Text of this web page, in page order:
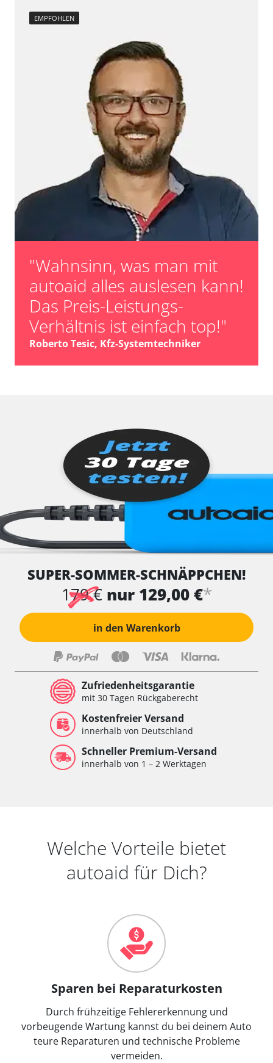
EMPFOHLEN
"Wahnsinn, was man mit
autoaid alles auslesen kann!
Das Preis-Leistungs-
Verhältnis ist einfach top!"
Roberto Tesic, Kfz-Systemtechniker
SUPER-SOMMER-SCHNÄPPCHEN!
179 € nur 129,00 €*
in den Warenkorb
Zufriedenheitsgarantie
mit 30 Tagen Rückgaberecht
Kostenfreier Versand
innerhalb von Deutschland
Schneller Premium-Versand
innerhalb von 1 – 2 Werktagen
Welche Vorteile bietet
autoaid für Dich?
Sparen bei Reparaturkosten
Durch frühzeitige Fehlererkennung und
vorbeugende Wartung kannst du bei deinem Auto
teure Reparaturen und technische Probleme
vermeiden.